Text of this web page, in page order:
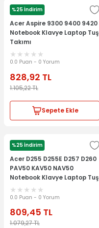
%25 İndirim
ACER
Acer Aspire 9300 9400 9420
Notebook Klavye Laptop Tuş
Takımı
0.0 Puan - 0 Yorum
828,92 TL
1.105,22TL
Sepete Ekle
%25 İndirim
ACER
Acer D255 D255E D257 D260
PAV50 KAV50 NAV50
Notebook Klavye Laptop Tuş
Takımı - Beyaz
0.0 Puan - 0 Yorum
809,45 TL
1.079,27TL